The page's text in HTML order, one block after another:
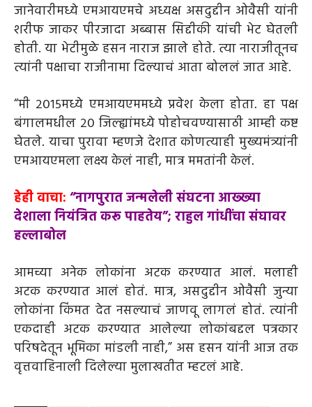
जानेवारीमध्ये एमआयएमचे अध्यक्ष असदुद्दीन ओवैसी यांनी
शरीफ जाकर पीरजादा अब्बास सिद्दीकी यांची भेट घेतली
होती. या भेटीमुळे हसन नाराज झाले होते. त्या नाराजीतूनच
त्यांनी पक्षाचा राजीनामा दिल्याचं आता बोललं जात आहे.
“मी २०१५मध्ये एमआयएममध्ये प्रवेश केला होता. हा पक्ष
बंगालमधील २० जिल्ह्यांमध्ये पोहोचवण्यासाठी आम्ही कष्ट
घेतले. याचा पुरावा म्हणजे देशात कोणत्याही मुख्यमंत्र्यांनी
एमआयएमला लक्ष्य केलं नाही, मात्र ममतांनी केलं.
हेही वाचा: “नागपुरात जन्मलेली संघटना आख्ख्या
देशाला नियंत्रित करू पाहतेय”; राहुल गांधींचा संघावर
हल्लाबोल
आमच्या अनेक लोकांना अटक करण्यात आलं. मलाही
अटक करण्यात आलं होतं. मात्र, असदुद्दीन ओवैसी जुन्या
लोकांना किंमत देत नसल्याचं जाणवू लागलं होतं. त्यांनी
एकदाही अटक करण्यात आलेल्या लोकांबद्दल पत्रकार
परिषदेतून भूमिका मांडली नाही,” अस हसन यांनी आज तक
वृत्तवाहिनाली दिलेल्या मुलाखतीत म्हटलं आहे.